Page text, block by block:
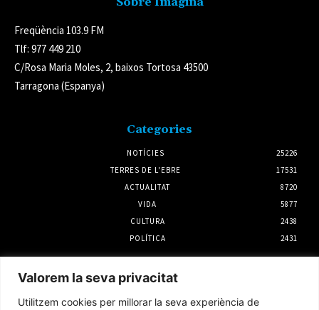
Valorem la seva privacitat
Utilitzem cookies per millorar la seva experiència de
Freqüència 103.9 FM
Tlf: 977 449 210
C/Rosa Maria Moles, 2, baixos Tortosa 43500
Tarragona (Espanya)
Categories
NOTÍCIES
25226
TERRES DE L'EBRE
17531
ACTUALITAT
8720
VIDA
5877
CULTURA
2438
POLÍTICA
2431
Regular el vehicle privat té el suport dels
turistes del delta de l’Ebre si beneficia l’espai